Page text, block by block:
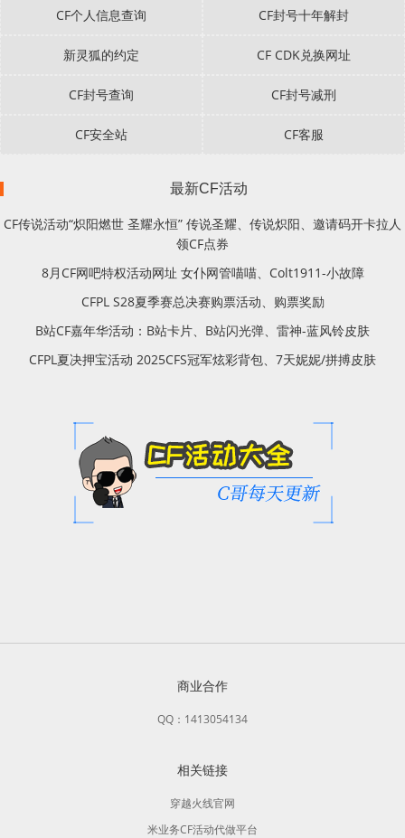
CF个人信息查询 CF封号十年解封
新灵狐的约定 CF CDK兑换网址
CF封号查询 CF封号减刑
CF安全站 CF客服
最新CF活动
CF传说活动“炽阳燃世 圣耀永恒” 传说圣耀、传说炽阳、邀请码开卡拉人
领CF点券
8月CF网吧特权活动网址 女仆网管喵喵、Colt1911-小故障
CFPL S28夏季赛总决赛购票活动、购票奖励
B站CF嘉年华活动：B站卡片、B站闪光弹、雷神-蓝风铃皮肤
CFPL夏决押宝活动 2025CFS冠军炫彩背包、7天妮妮/拼搏皮肤
商业合作
QQ：1413054134
相关链接
穿越火线官网
米业务CF活动代做平台